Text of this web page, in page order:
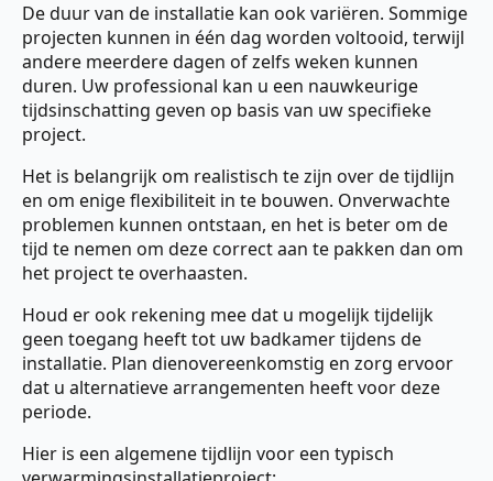
De duur van de installatie kan ook variëren. Sommige
projecten kunnen in één dag worden voltooid, terwijl
andere meerdere dagen of zelfs weken kunnen
duren. Uw professional kan u een nauwkeurige
tijdsinschatting geven op basis van uw specifieke
project.
Het is belangrijk om realistisch te zijn over de tijdlijn
en om enige flexibiliteit in te bouwen. Onverwachte
problemen kunnen ontstaan, en het is beter om de
tijd te nemen om deze correct aan te pakken dan om
het project te overhaasten.
Houd er ook rekening mee dat u mogelijk tijdelijk
geen toegang heeft tot uw badkamer tijdens de
installatie. Plan dienovereenkomstig en zorg ervoor
dat u alternatieve arrangementen heeft voor deze
periode.
Hier is een algemene tijdlijn voor een typisch